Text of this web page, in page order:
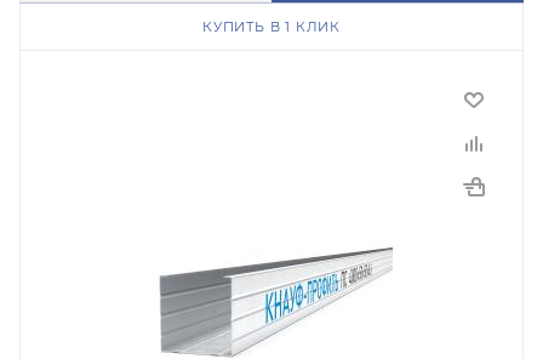
КУПИТЬ В 1 КЛИК